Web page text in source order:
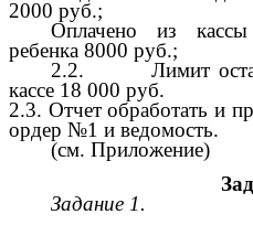
2000 руб.;
Оплачено из
ребенка 8000 руб.;
2.2. Лимит
кассе 18 000 руб.
2.3. Отчет обработать и
ордер №1 и ведомость.
(см. Приложение)
Задание 1.